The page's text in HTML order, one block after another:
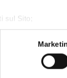
sul Sito;
Statistiche,
anomale.
Inoltre, le